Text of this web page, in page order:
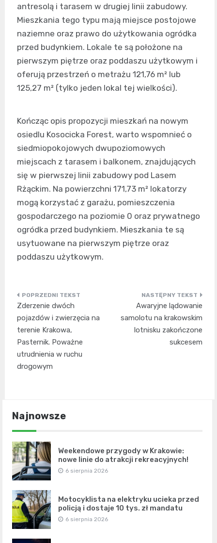
antresolą i tarasem w drugiej linii zabudowy.
Mieszkania tego typu mają miejsce postojowe
naziemne oraz prawo do użytkowania ogródka
przed budynkiem. Lokale te są położone na
pierwszym piętrze oraz poddaszu użytkowym i
oferują przestrzeń o metrażu 121,76 m² lub
125,27 m² (tylko jeden lokal tej wielkości).
Kończąc opis propozycji mieszkań na nowym
osiedlu Kosocicka Forest, warto wspomnieć o
siedmiopokojowych dwupoziomowych
miejscach z tarasem i balkonem, znajdujących
się w pierwszej linii zabudowy pod Lasem
Rżąckim. Na powierzchni 171,73 m² lokatorzy
mogą korzystać z garażu, pomieszczenia
gospodarczego na poziomie 0 oraz prywatnego
ogródka przed budynkiem. Mieszkania te są
usytuowane na pierwszym piętrze oraz
poddaszu użytkowym.
Nawigacja
wpisu
Zderzenie dwóch
pojazdów i zwierzęcia na
terenie Krakowa,
Pasternik. Poważne
utrudnienia w ruchu
drogowym
Awaryjne lądowanie
samolotu na krakowskim
lotnisku zakończone
sukcesem
Najnowsze
Weekendowe przygody w Krakowie:
nowe linie do atrakcji rekreacyjnych!
6 sierpnia 2026
Motocyklista na elektryku ucieka przed
policją i dostaje 10 tys. zł mandatu
6 sierpnia 2026